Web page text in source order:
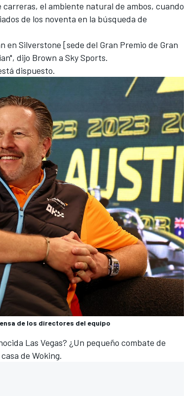
el ambiente natural de ambos, cuando
de los noventa en la búsqueda de
Silverstone [sede del Gran Premio de Gran
dijo Brown a Sky Sports.
dispuesto.
de los directores del equipo
Las Vegas? ¿Un pequeño combate de
de Woking.